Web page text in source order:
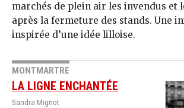
marchés de plein air les invendus et
après la fermeture des stands. Une
inspirée d’une idée lilloise.
MONTMARTRE
LA LIGNE ENCHANTÉE
Sandra Mignot